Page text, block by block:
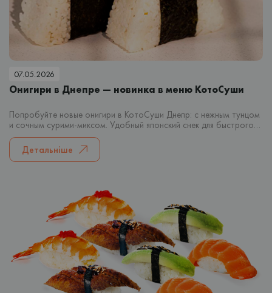
07.05.2026
Онигири в Днепре — новинка в меню КотоСуши
Попробуйте новые онигири в КотоСуши Днепр: с нежным тунцом
и сочным сурими-миксом. Удобный японский снек для быстрого
перекуса или заказа домой.
Детальніше